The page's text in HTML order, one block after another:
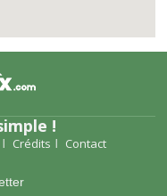
!
Crédits Contact